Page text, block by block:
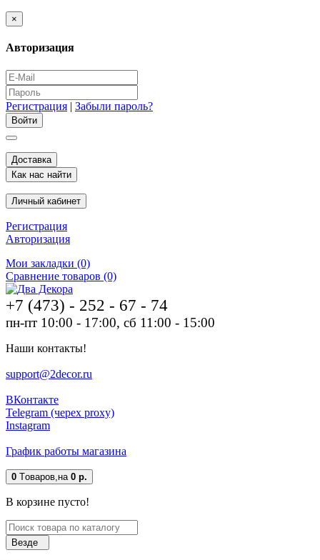
×
Авторизация
Регистрация | Забыли пароль?
Доставка
Как нас найти
Личный кабинет
Регистрация
Авторизация
Мои закладки (0)
Сравнение товаров (0)
+7 (473) - 252 - 67 - 74
пн-пт 10:00 - 17:00, сб 11:00 - 15:00
Наши контакты!
support@2decor.ru
ВКонтакте
Telegram (черех proxy)
Instagram
График работы магазина
0 Tоваров, на 0 р.
В корзине пусто!
Везде